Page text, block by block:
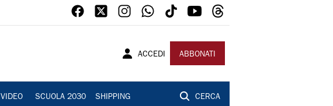
ACCEDI ABBONATI
VIDEO SCUOLA 2030 SHIPPING CERCA